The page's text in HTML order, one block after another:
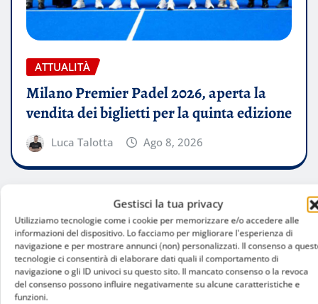
Gestisci la tua privacy
Utilizziamo tecnologie come i cookie per memorizzare e/o accedere alle
informazioni del dispositivo. Lo facciamo per migliorare l'esperienza di
navigazione e per mostrare annunci (non) personalizzati. Il consenso a
tecnologie ci consentirà di elaborare dati quali il comportamento di
navigazione o gli ID univoci su questo sito. Il mancato consenso o la revoca
del consenso possono influire negativamente su alcune caratteristiche e
funzioni.
ATTUALITÀ
Milano Premier Padel 2026, aperta la
vendita dei biglietti per la quinta edizione
Luca Talotta Ago 8, 2026